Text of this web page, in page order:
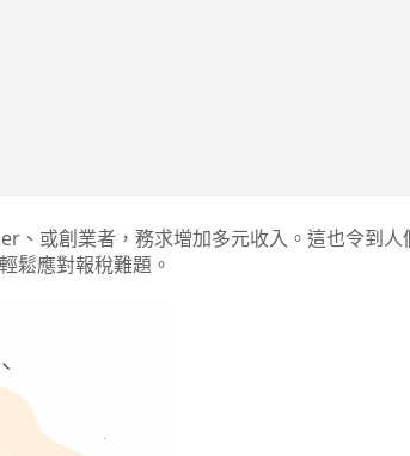
、或創業者，務求增加多元收入。這也令到人
鬆應對報稅難題。